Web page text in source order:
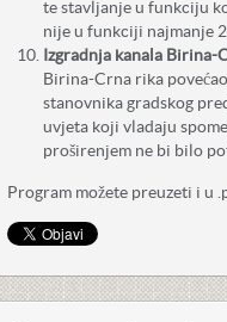
te stavljanje u funkciju
nije u funkciji najmanje
Izgradnja kanala Birina-
Birina-Crna rika
stanovnika gradskog
uvjeta koji vladaju
proširenjem ne bi bilo
Program možete preuzeti i u